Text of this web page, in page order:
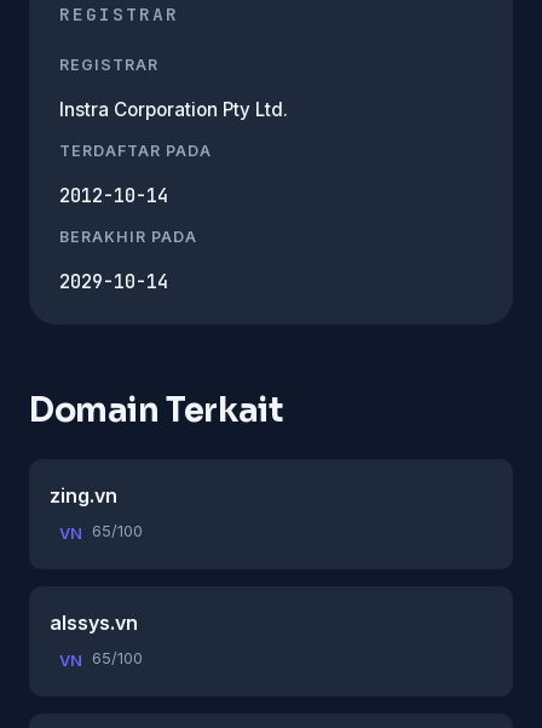
REGISTRAR
REGISTRAR
Instra Corporation Pty Ltd.
TERDAFTAR PADA
2012-10-14
BERAKHIR PADA
2029-10-14
Domain Terkait
zing.vn
VN 65/100
alssys.vn
VN 65/100